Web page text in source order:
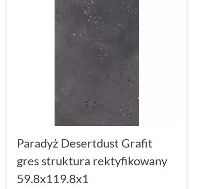
Paradyż Desertdust Grafit
gres struktura rektyfikowany
59.8x119.8x1